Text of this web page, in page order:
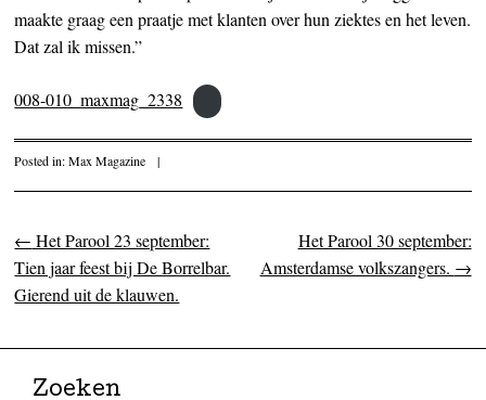
maakte graag een praatje met klanten over hun ziektes en het leven.
Dat zal ik missen.”
008-010_maxmag_2338
Posted in:Max Magazine |
Post navigation
← Het Parool 23 september:
Tien jaar feest bij De Borrelbar.
Gierend uit de klauwen.
Het Parool 30 september:
Amsterdamse volkszangers. →
Zoeken